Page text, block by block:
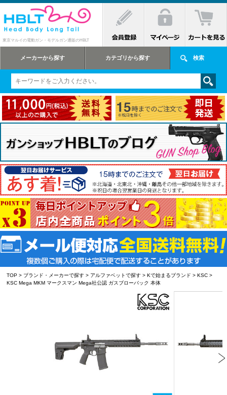
東京マルイの電動ガン・モデルガン通販のHBLT
メーカーから探す カテゴリから探す 検索
TOP > ブランド・メーカーで探す > アルファベットで探す >Kで始まるブランド >KSC >
KSC Mega MKM マークスマン Mega社公認 ガスブローバック 本体